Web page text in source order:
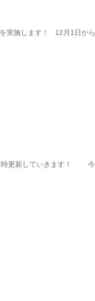
実施します！ 12月1日から
時更新していきます！ 今